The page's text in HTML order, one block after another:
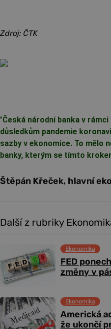
Zdroj: ČTK
"Česká národní banka v
důsledkům pandemie
sazby v ekonomice. To mělo
banky, kterým se tímto
Štěpán Křeček, hlavní
Další z rubriky
FED
změny v
Ekonomika
Americká
že ukončí
Ekonomika